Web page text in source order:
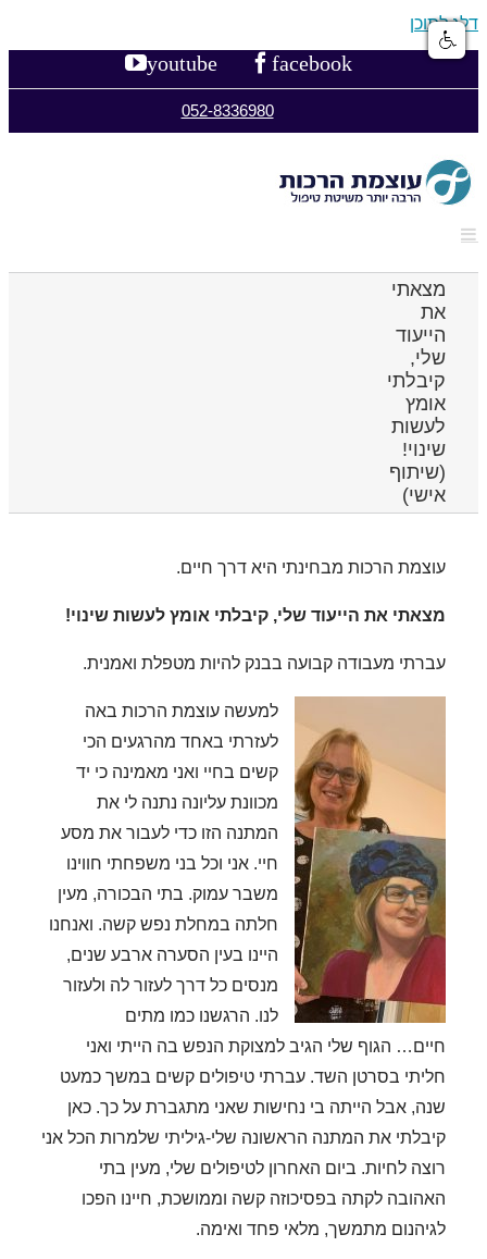
דלג לתוכן
facebook
youtube
052-8336980
מצאתי
את
הייעוד
שלי,
קיבלתי
אומץ
לעשות
שינוי!
(שיתוף
אישי)
עוצמת הרכות מבחינתי היא דרך חיים.
מצאתי את הייעוד שלי, קיבלתי אומץ לעשות שינוי!
עברתי מעבודה קבועה בבנק להיות מטפלת ואמנית.
למעשה עוצמת הרכות באה
לעזרתי באחד מהרגעים הכי
קשים בחיי ואני מאמינה כי יד
מכוונת עליונה נתנה לי את
המתנה הזו כדי לעבור את מסע
חיי. אני וכל בני משפחתי חווינו
משבר עמוק. בתי הבכורה, מעין
חלתה במחלת נפש קשה. ואנחנו
היינו בעין הסערה ארבע שנים,
מנסים כל דרך לעזור לה ולעזור
לנו. הרגשנו כמו מתים
חיים… הגוף שלי הגיב למצוקת הנפש בה הייתי ואני
חליתי בסרטן השד. עברתי טיפולים קשים במשך כמעט
שנה, אבל הייתה בי נחישות שאני מתגברת על כך. כאן
קיבלתי את המתנה הראשונה שלי-גיליתי שלמרות הכל אני
רוצה לחיות. ביום האחרון לטיפולים שלי, מעין בתי
האהובה לקתה בפסיכוזה קשה וממושכת, חיינו הפכו
לגיהנום מתמשך, מלאי פחד ואימה.